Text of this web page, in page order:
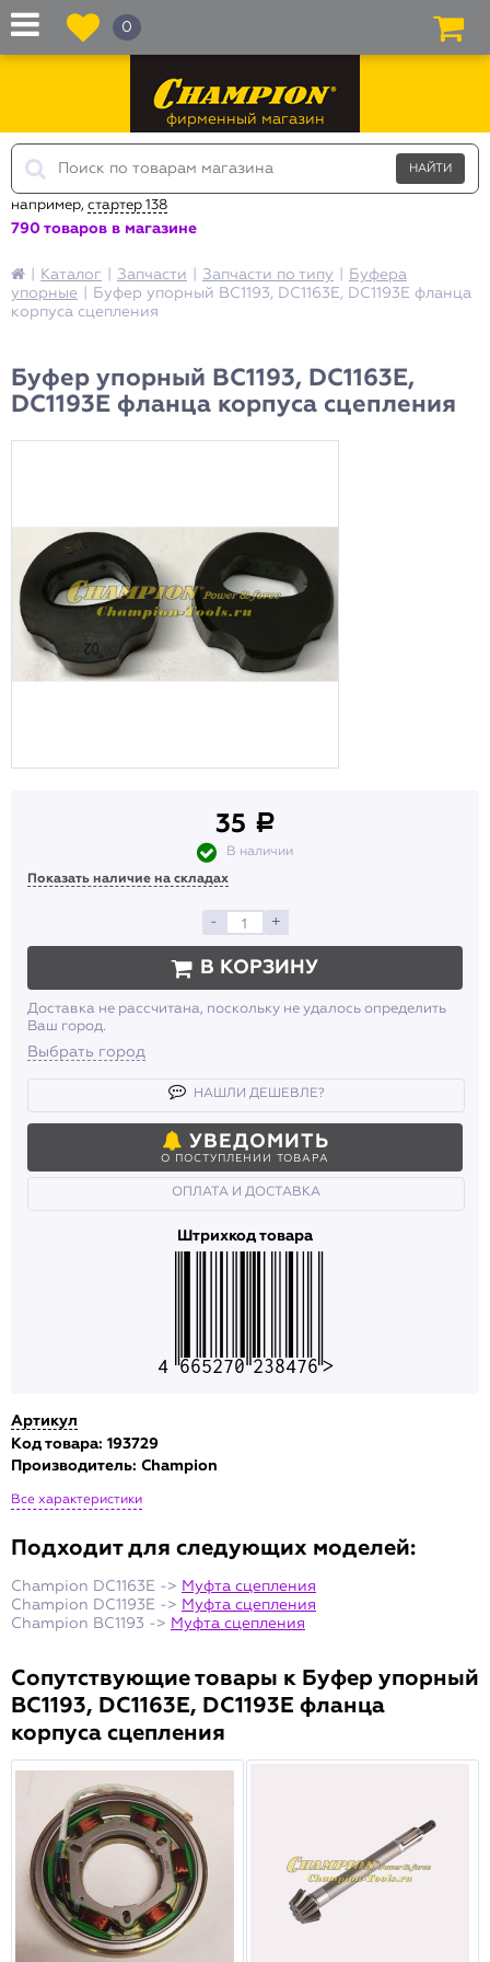
Каталог Запчасти Запчасти по типу
Буфера
упорные
Буфер упорный BC1193, DC1163E, DC1193E фланца
корпуса сцепления
Буфер упорный BC1193, DC1163E,
DC1193E фланца корпуса сцепления
35 a
В наличии
Показать наличие на складах
- +
В КОРЗИНУ
Доставка не рассчитана, поскольку не удалось определить
Ваш город.
Выбрать город
НАШЛИ ДЕШЕВЛЕ?
УВЕДОМИТЬ
О ПОСТУПЛЕНИИ ТОВАРА
ОПЛАТА И ДОСТАВКА
Штрихкод товара
Артикул
Код товара: 193729
Производитель: Champion
Все характеристики
Подходит для следующих моделей:
Champion DC1163E -> Муфта сцепления
Champion DC1193E -> Муфта сцепления
Champion BC1193 -> Муфта сцепления
Сопутствующие товары к Буфер упорный
BC1193, DC1163E, DC1193E фланца
корпуса сцепления
фирменный магазин
например, стартер 138
790 товаров в магазине
0